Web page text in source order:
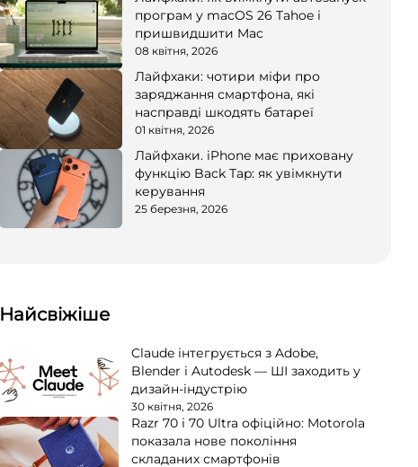
програм у macOS 26 Tahoe і
пришвидшити Mac
08 квітня, 2026
Лайфхаки: чотири міфи про
заряджання смартфона, які
насправді шкодять батареї
01 квітня, 2026
Лайфхаки. iPhone має приховану
функцію Back Tap: як увімкнути
керування
25 березня, 2026
Найсвіжіше
Claude інтегрується з Adobe,
Blender і Autodesk — ШІ заходить у
дизайн-індустрію
30 квітня, 2026
Razr 70 і 70 Ultra офіційно: Motorola
показала нове покоління
складаних смартфонів